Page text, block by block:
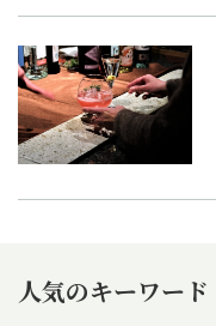
人気のキーワード